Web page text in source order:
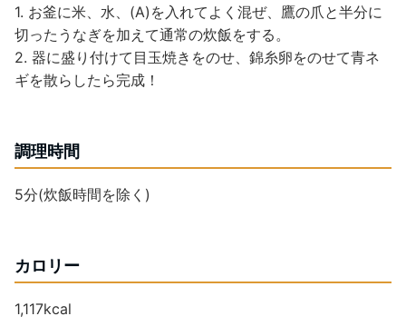
1. お釜に米、水、(A)を入れてよく混ぜ、鷹の爪と半分に
切ったうなぎを加えて通常の炊飯をする。
2. 器に盛り付けて目玉焼きをのせ、錦糸卵をのせて青ネ
ギを散らしたら完成！
調理時間
5分(炊飯時間を除く)
カロリー
1,117kcal